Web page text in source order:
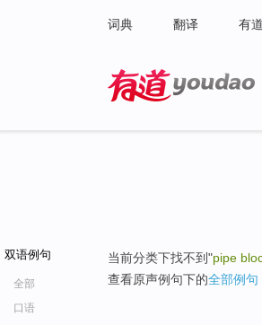
词典 翻译 有
双语例句
全部
口语
当前分类下找不到"pipe
查看原声例句下的全部例句